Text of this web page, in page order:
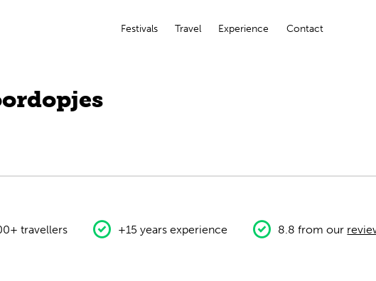
Festivals Travel Experience Contact
travellers +15 years experience 8.8 from our